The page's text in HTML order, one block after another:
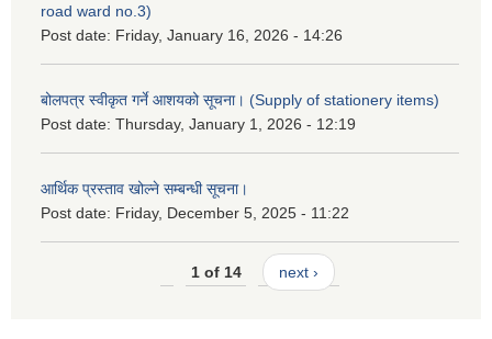
road ward no.3)
Post date: Friday, January 16, 2026 - 14:26
बोलपत्र स्वीकृत गर्ने आशयको सूचना। (Supply of stationery items)
Post date: Thursday, January 1, 2026 - 12:19
आर्थिक प्रस्ताव खोल्ने सम्बन्धी सूचना।
Post date: Friday, December 5, 2025 - 11:22
1 of 14 next ›